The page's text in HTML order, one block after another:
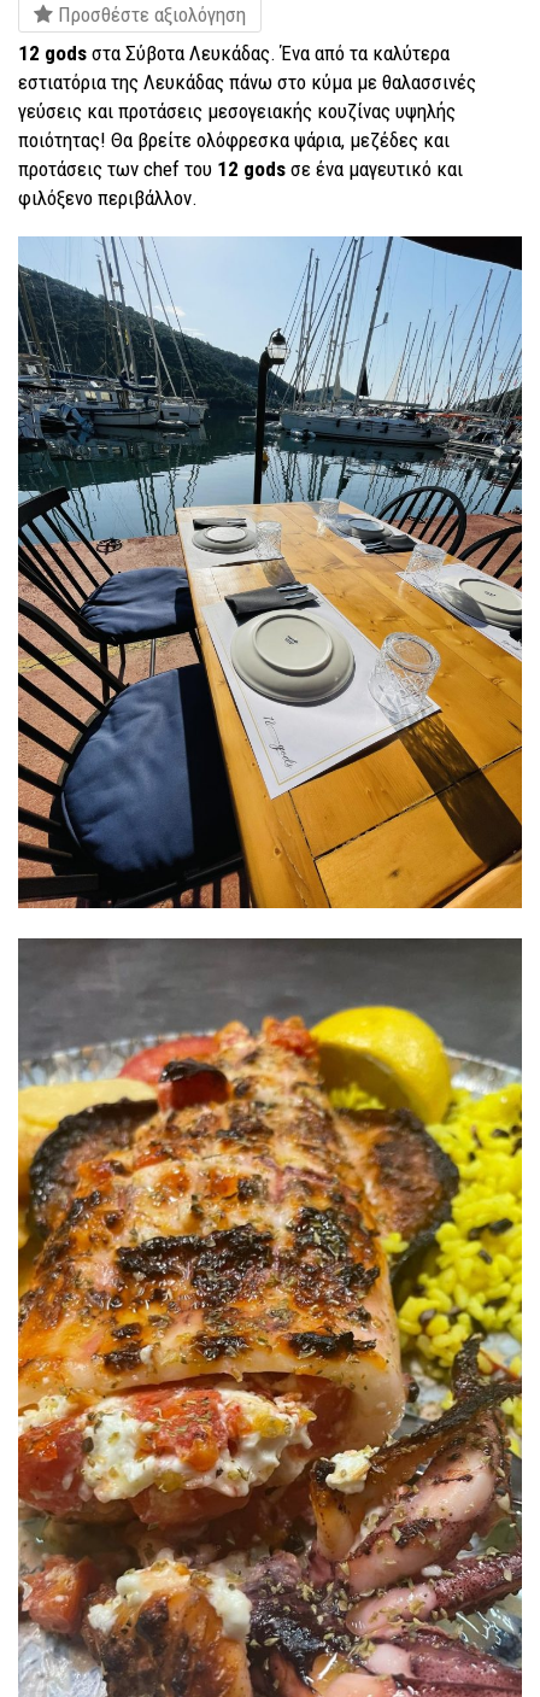
Προσθέστε αξιολόγηση
12 gods στα Σύβοτα Λευκάδας. Ένα από τα καλύτερα
εστιατόρια της Λευκάδας πάνω στο κύμα με θαλασσινές
γεύσεις και προτάσεις μεσογειακής κουζίνας υψηλής
ποιότητας! Θα βρείτε ολόφρεσκα ψάρια, μεζέδες και
προτάσεις των chef του 12 gods σε ένα μαγευτικό και
φιλόξενο περιβάλλον.